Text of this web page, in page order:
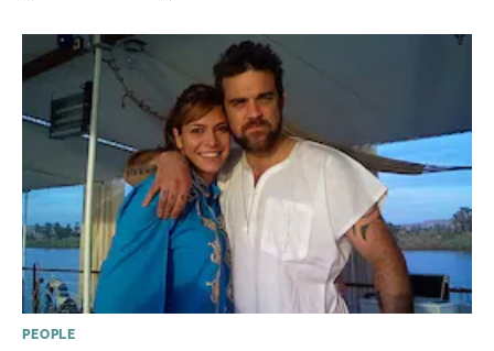
PEOPLE